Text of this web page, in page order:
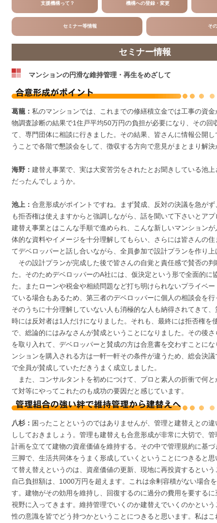
支援機構って？ 機構への登録・変更
セミナー等情報 そ
セミナー情報
マンションの円滑な維持管理・再生をめざして
葛籠： 私のマンションでは、これまでの修繕積立金では工事の資
物調査診断の結果で1住戸平均50万円の負担が必要になり、その回
て、専門団体に相談に行きました。その結果、皆さんに情報公開
うことで各階で懇談会をして、徴収する方向で意見がまとまり解
海野： 建替え事業で、実は大変苦労をされたとお聞きしている池
だったんでしょうか。
池上： 合意形成がポイントですね。まず賛成、反対の決議を急が
も拒否権は使えますからと強調しながら、話を聞いて下さいとア
建替え事業とはこんな手順で進められ、こんな新しいマンション
体的な資料やイメージを十分理解してもらい、さらには皆さんの
てデベロッパーと話し合いながら、全員参加で設計プランを作り
その設計プランが完成した後で皆さんの自覚と責任感で賛否の判
た。そのためデベロッパーのA社には、仮決定という形で全面的に
た。またローンや税金や相続問題など打ち明けられないプライベ
ている場合もあるため、第三者のデベロッパーに個人の相談会を
そのうちに十分理解していない人も消極的な人も納得されてきて
時には反対者は1人だけになりました。それも、最終には拒否権を
で、総論的にはみなさんが賛成ということになりました。その後
を取り入れて、デベロッパーと賛成の方は合意書を交わすことに
ンションを購入される方は一軒一軒その条件が違うため、総会決
で全員が賛成していただきうまく成立しました。
また、コンサルタントを初めにつけて、プロと素人の折衝で何と
て対等にやってこれたのも成功の要因だと感じています。
八杉： 困ったことというのではありませんが、管理と建替えとの
ししておきましょう。管理も建替えも合意形成が非常に大切で、
計画を立てて建物の資産価値を維持する。その中で管理規約に基
三脚で、生活共同体をうまく形成していくということにつきると
て替え替えというのは、資産価値の更新、現地に再投資するとい
自己負担額は、1000万円を超えます。これは余剰容積がない場合
す。建物がその効用を維持し、回復するのに過分の費用を要する
視野に入ってきます。維持管理でいくのか建替えでいくのかとい
性の意識を皆でどう持つかということにつきると思います。私は